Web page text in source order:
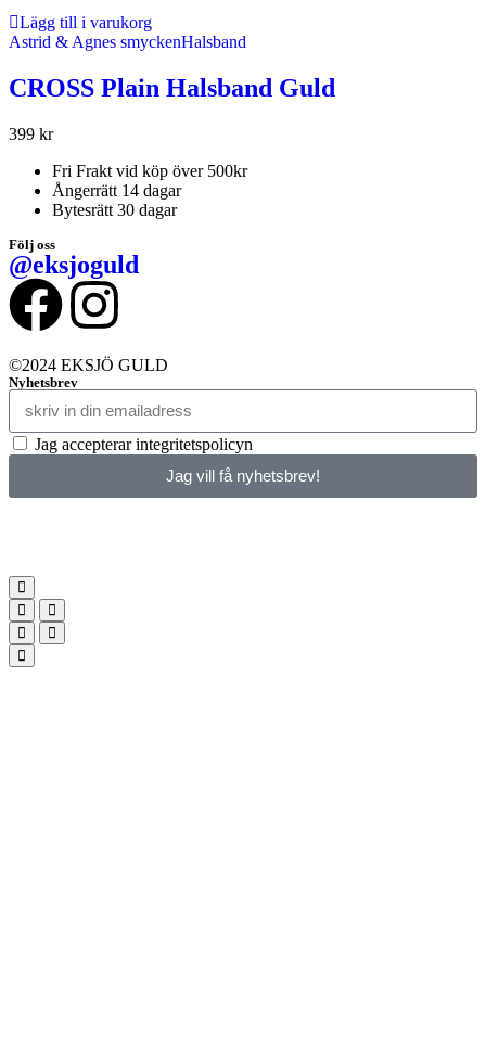
Lägg till i varukorg
Astrid & Agnes smyckenHalsband
CROSS Plain Halsband Guld
399 kr
Fri Frakt vid köp över 500kr
Ångerrätt 14 dagar
Bytesrätt 30 dagar
Följ oss
@eksjoguld
©2024 EKSJÖ GULD
Nyhetsbrev
Jag accepterar integritetspolicyn
Jag vill få nyhetsbrev!